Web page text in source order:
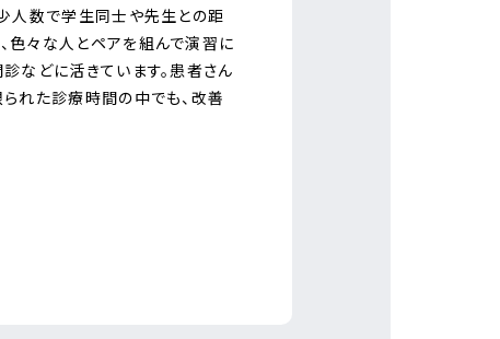
人数で学生同士や先生との距
色々な人とペアを組んで演習に
などに活きています。患者さん
れた診療時間の中でも、改善